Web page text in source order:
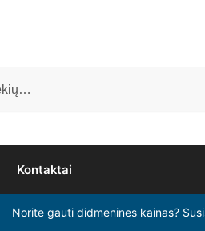
Kontaktai
Norite gauti didmenines kainas?